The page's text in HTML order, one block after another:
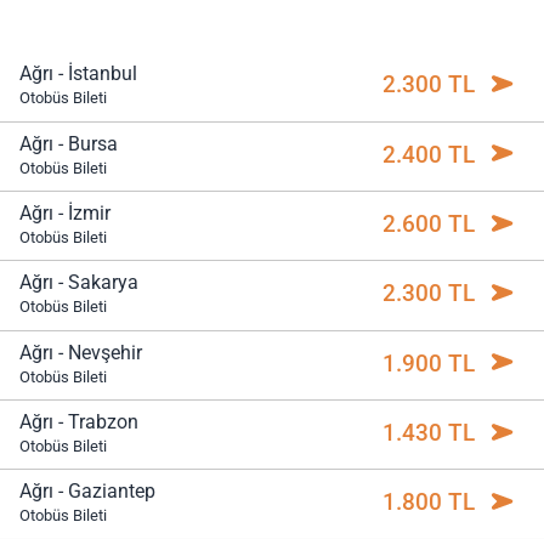
Ağrı - İstanbul
Otobüs Bileti 2.300 TL
Ağrı - Bursa
Otobüs Bileti 2.400 TL
Ağrı - İzmir
Otobüs Bileti 2.600 TL
Ağrı - Sakarya
Otobüs Bileti 2.300 TL
Ağrı - Nevşehir
Otobüs Bileti 1.900 TL
Ağrı - Trabzon
Otobüs Bileti 1.430 TL
Ağrı - Gaziantep
Otobüs Bileti 1.800 TL